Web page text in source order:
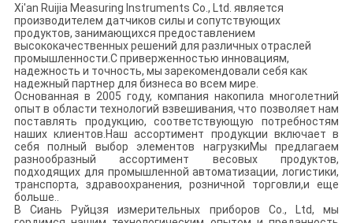
Xi'an Ruijia Measuring Instruments Co., Ltd. является
производителем датчиков силы и сопутствующих
продуктов, занимающихся предоставлением
высококачественных решений для различных отраслей
промышленности.С приверженностью инновациям,
надежность и точность, мы зарекомендовали себя как
надежный партнер для бизнеса во всем мире.
Основанная в 2005 году, компания накопила многолетний
опыт в области технологий взвешивания, что позволяет нам
поставлять продукцию, соответствующую потребностям
наших клиентов.Наш ассортимент продукции включает в
себя полный выбор элементов нагрузкиМы предлагаем
разнообразный ассортимент весовых продуктов,
подходящих для промышленной автоматизации, логистики,
транспорта, здравоохранения, розничной торговли,и еще
больше..
В Сиань Руйцзя измерительных приборов Co., Ltd, мы